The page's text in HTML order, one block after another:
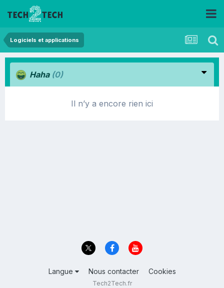
Logiciels et applications
Haha (0)
Il n’y a encore rien ici
Langue Nous contacter Cookies
Tech2Tech.fr